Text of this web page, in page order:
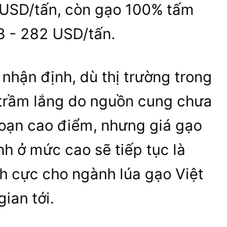
tấn, còn gạo 100% tấm
- 282 USD/tấn.
định, dù thị trường trong
lắng do nguồn cung chưa
cao điểm, nhưng giá gạo
ở mức cao sẽ tiếp tục là
cực cho ngành lúa gạo Việt
tới.